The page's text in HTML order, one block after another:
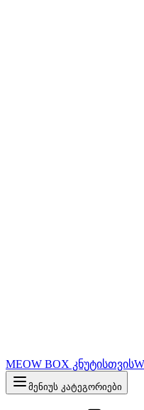
MEOW BOX კნუტისთვის
მენიუს კატეგორიები